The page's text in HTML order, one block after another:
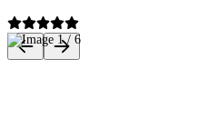
Product images and